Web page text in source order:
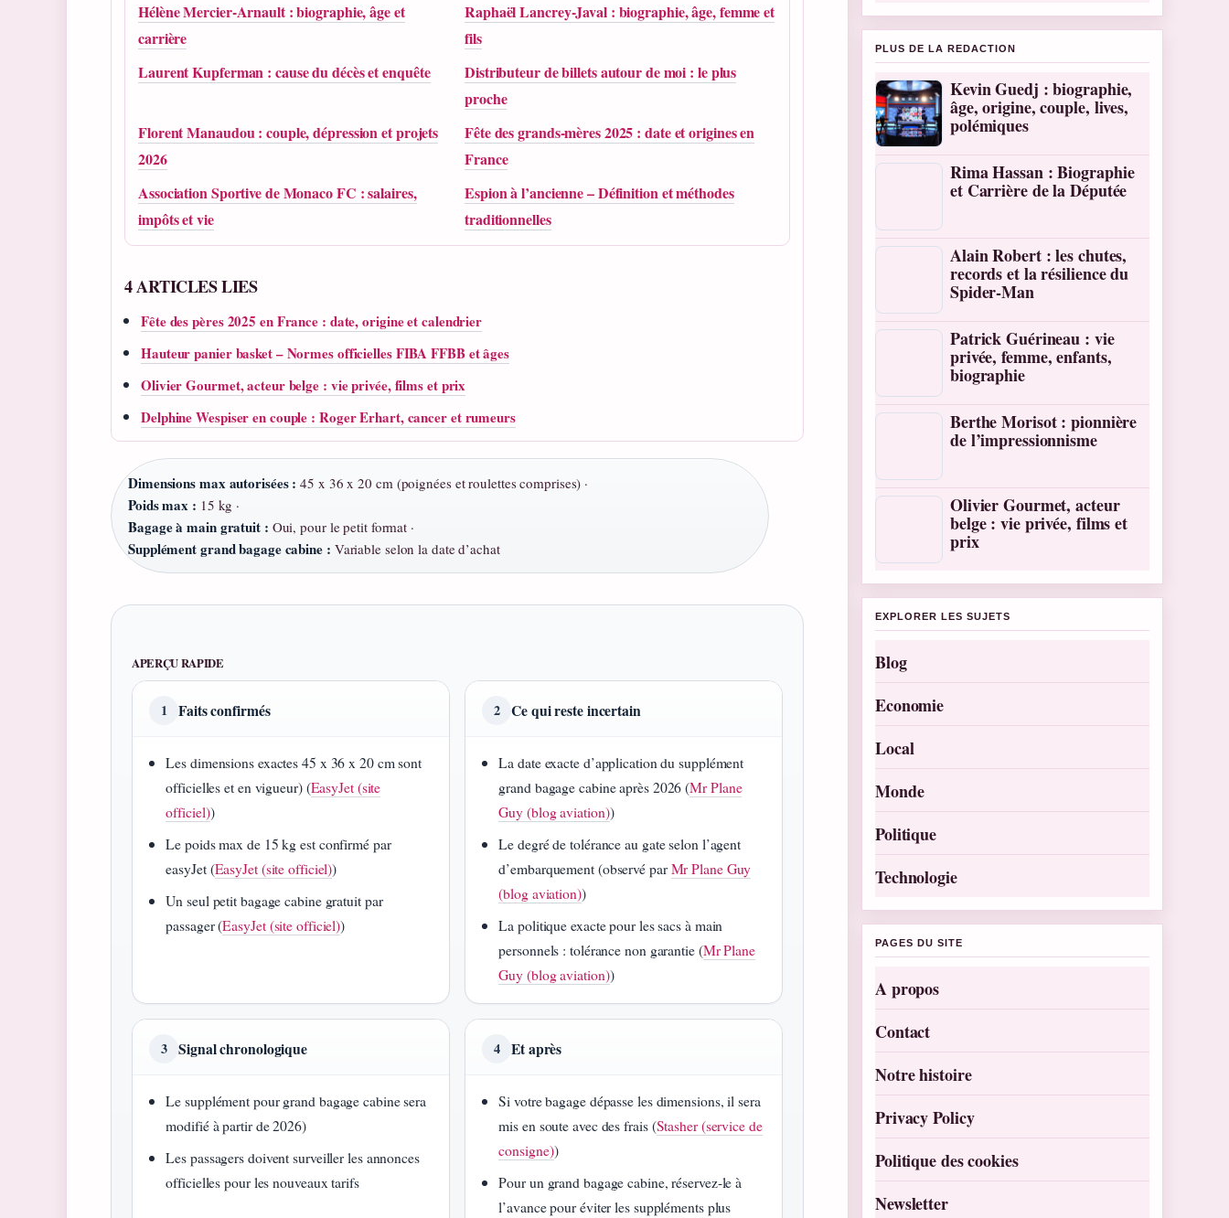
Hélène Mercier-Arnault : biographie, âge et
carrière
Raphaël Lancrey-Javal : biographie, âge, femme et
fils
Laurent Kupferman : cause du décès et enquête
Distributeur de billets autour de moi : le plus
proche
Florent Manaudou : couple, dépression et projets
2026
Fête des grands-mères 2025 : date et origines en
France
Association Sportive de Monaco FC : salaires,
impôts et vie
Espion à l’ancienne – Définition et méthodes
traditionnelles
4 ARTICLES LIES
Fête des pères 2025 en France : date, origine et calendrier
Hauteur panier basket – Normes officielles FIBA FFBB et âges
Olivier Gourmet, acteur belge : vie privée, films et prix
Delphine Wespiser en couple : Roger Erhart, cancer et rumeurs
Dimensions max autorisées : 45 x 36 x 20 cm (poignées et roulettes comprises) ·
Poids max : 15 kg ·
Bagage à main gratuit : Oui, pour le petit format ·
Supplément grand bagage cabine : Variable selon la date d’achat
APERÇU RAPIDE
1 Faits confirmés
Les dimensions exactes 45 x 36 x 20 cm sont
officielles et en vigueur) (EasyJet (site
officiel))
Le poids max de 15 kg est confirmé par
easyJet (EasyJet (site officiel))
Un seul petit bagage cabine gratuit par
passager (EasyJet (site officiel))
2 Ce qui reste incertain
La date exacte d’application du supplément
grand bagage cabine après 2026 (Mr Plane
Guy (blog aviation))
Le degré de tolérance au gate selon l’agent
d’embarquement (observé parMr Plane Guy
(blog aviation))
La politique exacte pour les sacs à main
personnels : tolérance non garantie (Mr Plane
Guy (blog aviation))
3 Signal chronologique
Le supplément pour grand bagage cabine sera
modifié à partir de 2026)
Les passagers doivent surveiller les annonces
officielles pour les nouveaux tarifs
4 Et après
Si votre bagage dépasse les dimensions, il sera
mis en soute avec des frais (Stasher (service de
consigne))
Pour un grand bagage cabine, réservez-le à
l’avance pour éviter les suppléments plus
PLUS DE LA REDACTION
Kevin Guedj : biographie,
âge, origine, couple, lives,
polémiques
Rima Hassan : Biographie
et Carrière de la Députée
Alain Robert : les chutes,
records et la résilience du
Spider-Man
Patrick Guérineau : vie
privée, femme, enfants,
biographie
Berthe Morisot : pionnière
de l’impressionnisme
Olivier Gourmet, acteur
belge : vie privée, films et
prix
EXPLORER LES SUJETS
Blog
Economie
Local
Monde
Politique
Technologie
PAGES DU SITE
A propos
Contact
Notre histoire
Privacy Policy
Politique des cookies
Newsletter